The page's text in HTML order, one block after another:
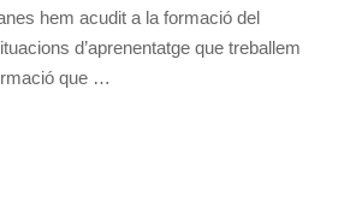
hem acudit a la formació del
d’aprenentatge que treballem
que …